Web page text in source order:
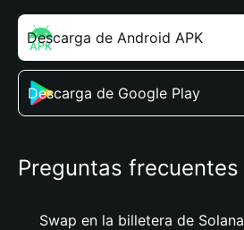
Descarga de Android APK
Descarga de Google Play
Preguntas frecuentes
Swap en la billetera de Solana